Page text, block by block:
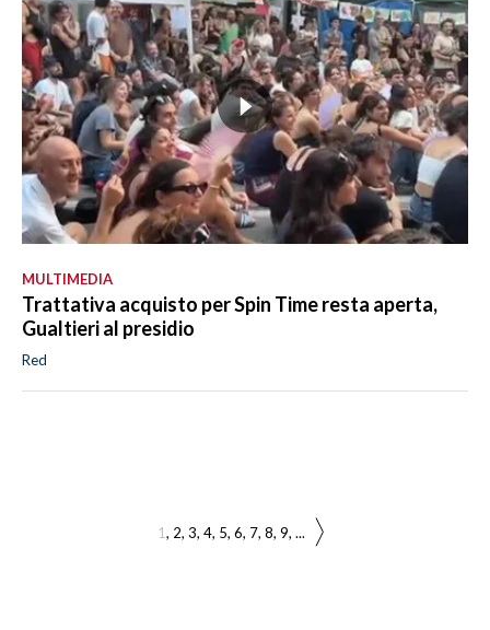
MULTIMEDIA
Trattativa acquisto per Spin Time resta aperta,
Gualtieri al presidio
Red
1 2 3 4 5 6 7 8 9 ...